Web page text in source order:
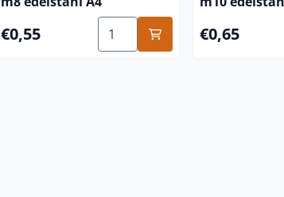
Preis: 0,55
€0,55 Anzahl wählen für m8 edelstahl
Preis: 0,65
€0,65